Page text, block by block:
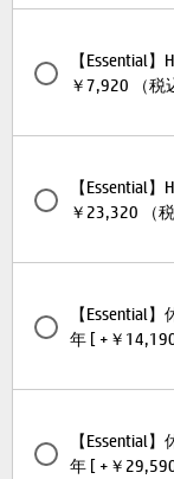
【Essential
￥7,920 （税
【Essential
￥23,320 （
【Essential
年 [ +￥
【Essential
年 [ +￥